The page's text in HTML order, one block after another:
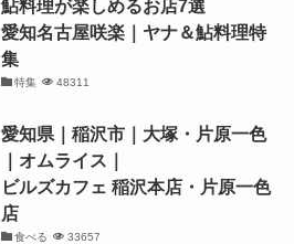
鮎料理が楽しめるお店7選
愛知名古屋咲楽｜ヤナ＆鮎料理特
集
特集 48311
愛知県｜稲沢市｜大塚・片原一色
｜オムライス｜
ビルズカフェ 稲沢本店・片原一色
店
食べる 33657